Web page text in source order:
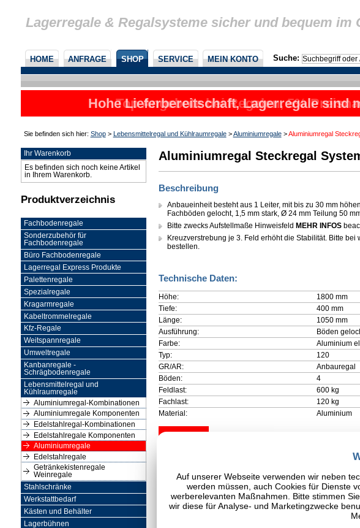
Lagerregale & Regalsysteme sicher und bequem im
HOME ANFRAGE SHOP SERVICE MEIN KONTO Suche:
Hohe Lieferbereitschaft, Lagerregale sind
Sie befinden sich hier: Shop> Lebensmittelregal und Kühlraumregale>Aluminiumregale>Aluminiumregal
Ihr Warenkorb
Es befinden sich noch keine Artikel
in Ihrem Warenkorb.
Produktverzeichnis
Fachbodenregale
Sonderzubehör für
Fachbodenregale
Büro Fachbodenregale
Lagerregal Express Produkte
Palettenregale
Spezialregale
Kragarmregale
Kabeltrommelregale
Kfz-Regale
Weitspannregale
Umweltregale
Kanbanregale -
Schrägbodenregale
Lebensmittelregal und
Kühlraumregale
Aluminiumregal-Kombinationen
Aluminiumregale Komponenten
Edelstahlregal-Kombinationen
Edelstahlregale Komponenten
Aluminiumregale
Edelstahlregale
Getränkekistenregale
Weinregale
Stahlschränke
Werkstattbedarf
Kästen und Behälter
Lagerbühnen
Aluminiumregal Steckregal
Beschreibung
Anbaueinheit besteht aus 1 Leiter, mit bis zu 30 mm
Fachböden gelocht, 1,5 mm stark, Ø 24 mm Teilung 50
Bitte zwecks Aufstellmaße HinweisfeldMEHR INFOS
Kreuzverstrebung je 3. Feld erhöht die Stabilität. Bitte bei
bestellen.
Technische Daten:
Höhe:
1800 mm
Tiefe:
400 mm
Länge:
1050 mm
Ausführung:
Böden
Farbe:
Aluminium
Typ:
120
GR/AR:
Anbauregal
Böden:
4
Feldlast:
600 kg
Fachlast:
120 kg
Material:
Aluminium
Auf unserer Webseite verwenden wir neben
werden müssen, auch Cookies für Dienste
werberelevanten Maßnahmen. Bitte stimmen
wir diese für Analyse- und Marketingzwecke